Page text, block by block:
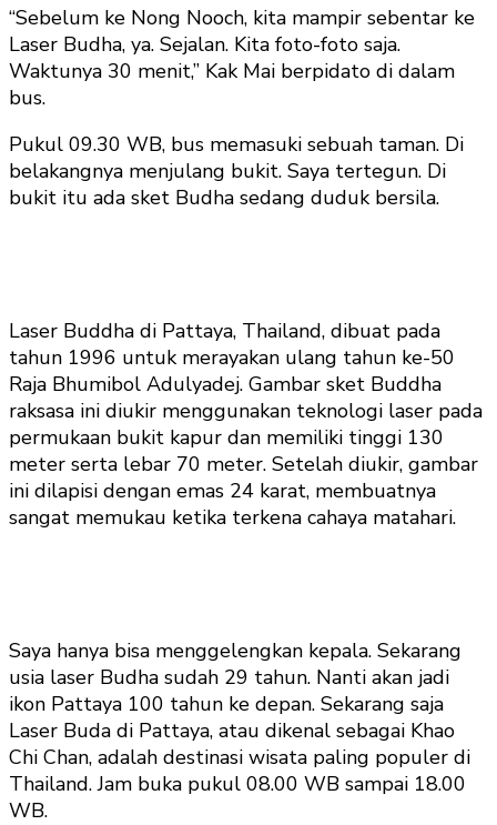
“Sebelum ke Nong Nooch, kita mampir sebentar ke
Laser Budha, ya. Sejalan. Kita foto-foto saja.
Waktunya 30 menit,” Kak Mai berpidato di dalam
bus.
Pukul 09.30 WB, bus memasuki sebuah taman. Di
belakangnya menjulang bukit. Saya tertegun. Di
bukit itu ada sket Budha sedang duduk bersila.
Laser Buddha di Pattaya, Thailand, dibuat pada
tahun 1996 untuk merayakan ulang tahun ke-50
Raja Bhumibol Adulyadej. Gambar sket Buddha
raksasa ini diukir menggunakan teknologi laser pada
permukaan bukit kapur dan memiliki tinggi 130
meter serta lebar 70 meter. Setelah diukir, gambar
ini dilapisi dengan emas 24 karat, membuatnya
sangat memukau ketika terkena cahaya matahari.
Saya hanya bisa menggelengkan kepala. Sekarang
usia laser Budha sudah 29 tahun. Nanti akan jadi
ikon Pattaya 100 tahun ke depan. Sekarang saja
Laser Buda di Pattaya, atau dikenal sebagai Khao
Chi Chan, adalah destinasi wisata paling populer di
Thailand. Jam buka pukul 08.00 WB sampai 18.00
WB.